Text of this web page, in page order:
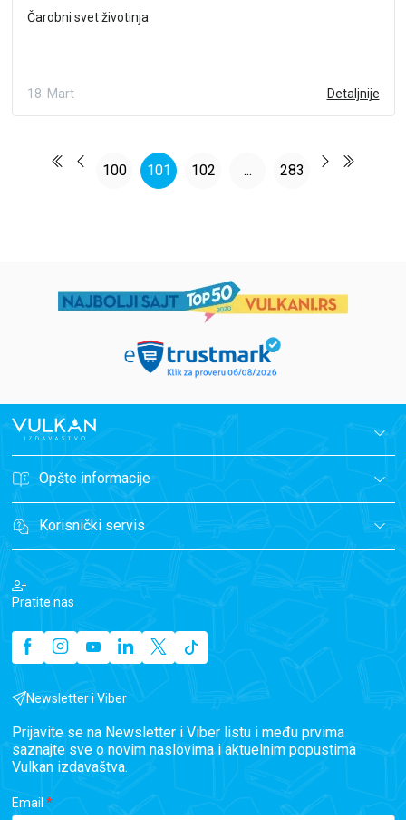
Čarobni svet životinja
18. Mart Detaljnije
100 101 102 ... 283
Opšte informacije
Korisnički servis
Pratite nas
Newsletter i Viber
Prijavite se na Newsletter i Viber listu i među prvima
saznajte sve o novim naslovima i aktuelnim popustima
Vulkan izdavaštva.
Email